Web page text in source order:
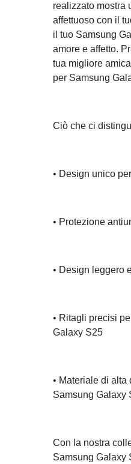
realizzato mostra
affettuoso con il
il tuo Samsung
amore e affetto.
tua migliore
per Samsung
Ciò che ci
• Design unico
• Protezione
• Design leggero
• Ritagli precisi
Galaxy S25
• Materiale di
Samsung Galaxy
Con la nostra
Samsung Galaxy